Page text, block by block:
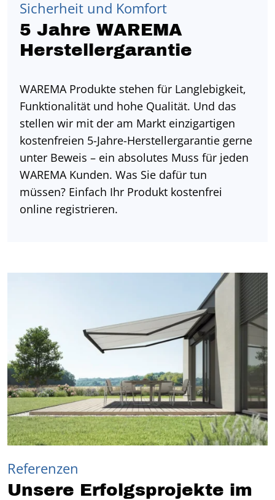
Sicherheit und Komfort
5 Jahre WAREMA
Herstellergarantie
WAREMA Produkte stehen für Langlebigkeit,
Funktionalität und hohe Qualität. Und das
stellen wir mit der am Markt einzigartigen
kostenfreien 5-Jahre-Herstellergarantie gerne
unter Beweis – ein absolutes Muss für jeden
WAREMA Kunden. Was Sie dafür tun
müssen? Einfach Ihr Produkt kostenfrei
online registrieren.
Referenzen
Unsere Erfolgsprojekte im